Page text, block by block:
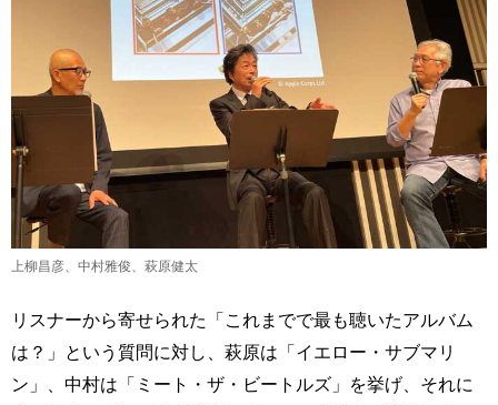
上柳昌彦、中村雅俊、萩原健太
リスナーから寄せられた「これまでで最も聴いたアルバム
は？」という質問に対し、萩原は「イエロー・サブマリ
ン」、中村は「ミート・ザ・ビートルズ」を挙げ、それに